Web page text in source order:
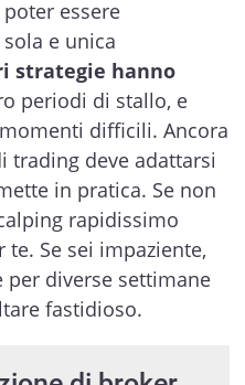
essere
e unica
strategie hanno
periodi di stallo, e
difficili. Ancora
trading deve adattarsi
in pratica. Se non
rapidissimo
Se sei impaziente,
per diverse settimane
fastidioso.